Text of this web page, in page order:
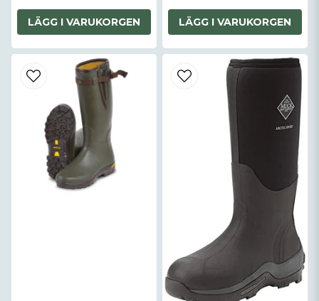
LÄGG I VARUKORGEN LÄGG I VARUKORGEN